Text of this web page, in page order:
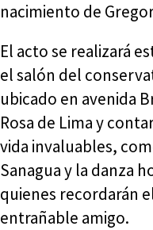
nacimiento de
El acto se realizará
el salón del
ubicado en avenida
Rosa de Lima y
vida invaluables,
Sanagua y la danza
quienes recordarán
entrañable amigo.